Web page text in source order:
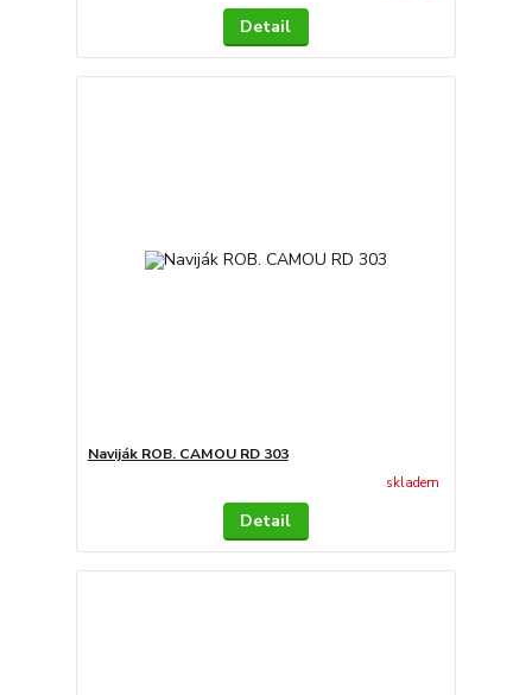
Detail
Naviják ROB. CAMOU RD 303
skladem
Detail